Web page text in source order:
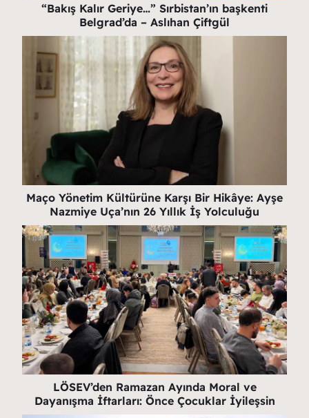
“Bakış Kalır Geriye…” Sırbistan’ın başkenti
Belgrad’da – Aslıhan Çiftgül
Maço Yönetim Kültürüne Karşı Bir Hikâye: Ayşe
Nazmiye Uça’nın 26 Yıllık İş Yolculuğu
LÖSEV’den Ramazan Ayında Moral ve
Dayanışma İftarları: Önce Çocuklar İyileşsin